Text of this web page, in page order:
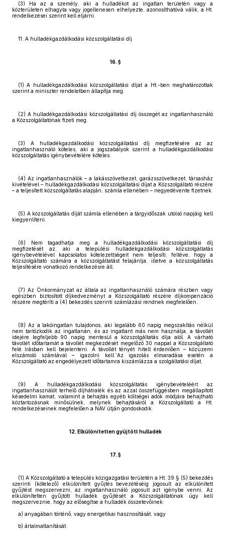
(3) Ha az a személy, aki a hulladékot az ingatlan területén vagy a
közterületen elhagyta vagy jogellenesen elhelyezte, azonosíthatóvá válik, a Ht.
rendelkezései szerint kell eljárni.
11. A hulladékgazdálkodási közszolgáltatási díj
16. §
(1) A hulladékgazdálkodási közszolgáltatási díjat a Ht.-ben meghatározottak
szerint a miniszter rendeletben állapítja meg.
(2) A hulladékgazdálkodási közszolgáltatási díj összegét az ingatlanhasználó
a Közszolgáltatónak fizeti meg.
(3) A hulladékgazdálkodási közszolgáltatási díj megfizetésére az az
ingatlanhasználó köteles, aki a jogszabályok szerint a hulladékgazdálkodási
közszolgáltatás igénybevételére köteles.
(4) Az ingatlanhasználók – a lakásszövetkezet, garázsszövetkezet, társasház
kivételével – hulladékgazdálkodási közszolgáltatási díjat a Közszolgáltató részére
– a teljesített közszolgáltatás alapján, számla ellenében – negyedévente fizetnek.
(5) A közszolgáltatás díját számla ellenében a tárgyidőszak utolsó napjáig kell
kiegyenlíteni.
(6) Nem tagadhatja meg a hulladékgazdálkodási közszolgáltatási díj
megfizetését az, aki a települési hulladékgazdálkodási közszolgáltatás
igénybevételével kapcsolatos kötelezettségeit nem teljesíti, feltéve, hogy a
Közszolgáltató számára a közszolgáltatást felajánlja, illetve a közszolgáltatás
teljesítésére vonatkozó rendelkezésre áll.
(7) Az Önkormányzat az általa az ingatlanhasználó számára részben vagy
egészben biztosított díjkedvezményt a Közszolgáltató részére díjkompenzáció
részére megtéríti a (4) bekezdés szerinti számlázási rendnek megfelelően.
(8) Az a lakóingatlan tulajdonos, aki legalább 60 napig megszakítás nélkül
nem tartózkodik az ingatlanán, és az ingatlant más nem használja, a távollét
idejére legfeljebb 90 napig mentesül a közszolgáltatás díja alól. A várható
távollét időtartamát a távollét megkezdését megelőző 30 nappal a Közszolgáltató
felé írásban kell bejelenteni. A távollét tényét hitelt érdemlően – közüzemi
elszámoló számlával – igazolni kell.”Az igazolás elmaradása esetén a
Közszolgáltató az engedélyezett időtartamra kiszámlázza a szolgáltatási díjat.
(9) A hulladékgazdálkodási közszolgáltatás igénybevételéért az
ingatlanhasználót terhelő díjhátralék és az azzal összefüggésben megállapított
késedelmi kamat, valamint a behajtás egyéb költségei adók módjára behajtható
köztartozásnak minősülnek, melynek behajtásáról a Közszolgáltató a Ht.
rendelkezéseinek megfelelően a NAV útján gondoskodik.
12. Elkülönítetten gyűjtött hulladék
17. §
(1) A Közszolgáltató a település közigazgatási területén a Ht. 39.§ (5) bekezdés
szerinti (kötelező) elkülönített gyűjtés bevezetéséig jogosult az elkülönített
gyűjtést megszervezni, az ingatlanhasználó jogosult azt igénybe venni. Az
elkülönítetten gyűjtött hulladék gyűjtését a Közszolgáltatónak úgy kell
megszerveznie, hogy az elősegítse a hulladék összetevőinek:
a) anyagában történő, vagy energetikai hasznosítását, vagy
b) ártalmatlanítását.